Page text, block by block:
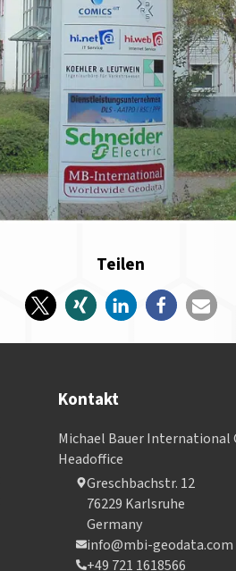
Teilen
Kontakt
Michael Bauer International
Headoffice
Greschbachstr. 12
76229 Karlsruhe
Germany
info@mbi-geodata.com
+49 721 1618566